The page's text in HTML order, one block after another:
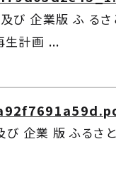
企業版 ふ るさ
生計画 ...
企業 版 ふるさ